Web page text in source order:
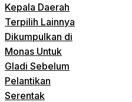
Kepala Daerah
Terpilih Lainnya
Dikumpulkan di
Monas Untuk
Gladi Sebelum
Pelantikan
Serentak